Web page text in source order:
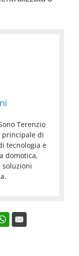
Terenzio
principale di
tecnologia e
domotica,
soluzioni